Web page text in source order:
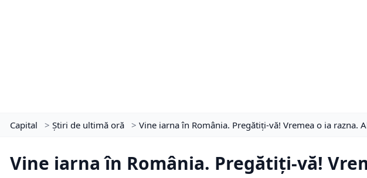
Capital > Știri de ultimă oră > Vine iarna în România. Pregătiți-vă! Vremea o ia razna.
Vine iarna în România. Pregătiți-vă!